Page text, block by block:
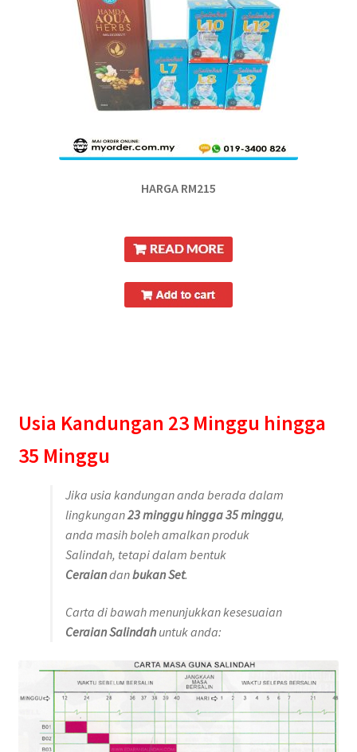
HARGA RM215
Usia Kandungan 23 Minggu hingga
35 Minggu
Jika usia kandungan anda berada dalam
lingkungan23 minggu hingga 35 minggu,
anda masih boleh amalkan produk
Salindah, tetapi dalam bentuk
Ceraiandanbukan Set.
Carta di bawah menunjukkan kesesuaian
Ceraian Salindahuntuk anda: